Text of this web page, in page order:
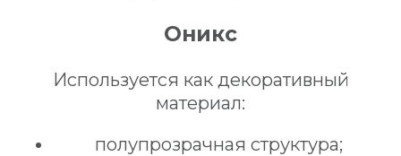
Оникс
Используется как декоративный
материал:
полупрозрачная структура;